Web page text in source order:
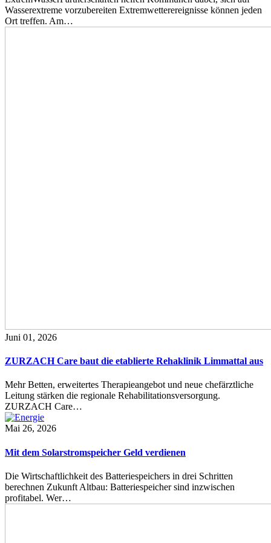
Wasserextreme vorzubereiten Extremwetterereignisse können jeden
Ort treffen. Am…
Juni 01, 2026
ZURZACH Care baut die etablierte Rehaklinik Limmattal aus
Mehr Betten, erweitertes Therapieangebot und neue chefärztliche
Leitung stärken die regionale Rehabilitationsversorgung.
ZURZACH Care…
Mai 26, 2026
Mit dem Solarstromspeicher Geld verdienen
Die Wirtschaftlichkeit des Batteriespeichers in drei Schritten
berechnen Zukunft Altbau: Batteriespeicher sind inzwischen
profitabel. Wer…